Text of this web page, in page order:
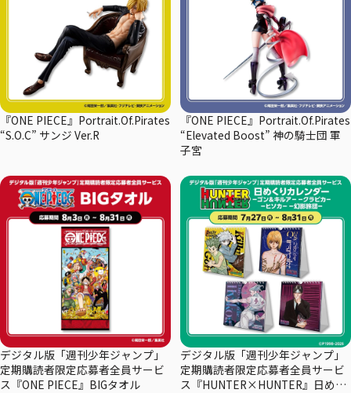
『ONE PIECE』Portrait.Of.Pirates
“S.O.C” サンジ Ver.R
『ONE PIECE』Portrait.Of.Pirates
“Elevated Boost” 神の騎士団 軍
子宮
デジタル版「週刊少年ジャンプ」
定期購読者限定応募者全員サービ
ス『ONE PIECE』BIGタオル
デジタル版「週刊少年ジャンプ」
定期購読者限定応募者全員サービ
ス『HUNTER×HUNTER』日めく